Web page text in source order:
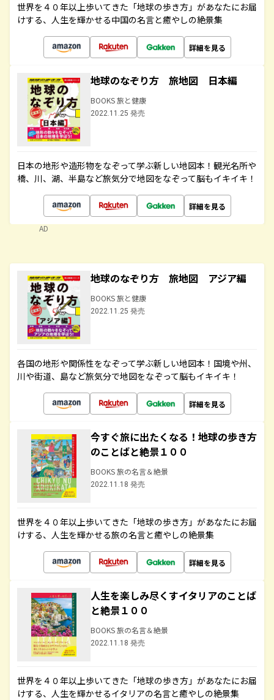
世界を４０年以上歩いてきた「地球の歩き方」があなたにお届
けする、人生を輝かせる中国の名言と癒やしの絶景集
詳細を見る
地球のなぞり方 旅地図 日本編
BOOKS 旅と健康
2022.11.25 発売
日本の地形や造形物をなぞって学ぶ新しい地図本！観光名所や
橋、川、湖、半島など旅気分で地図をなぞって脳もイキイキ！
詳細を見る
AD
地球のなぞり方 旅地図 アジア編
BOOKS 旅と健康
2022.11.25 発売
各国の地形や関係性をなぞって学ぶ新しい地図本！国境や州、
川や街道、島など旅気分で地図をなぞって脳もイキイキ！
詳細を見る
今すぐ旅に出たくなる！地球の歩き方
のことばと絶景１００
BOOKS 旅の名言＆絶景
2022.11.18 発売
世界を４０年以上歩いてきた「地球の歩き方」があなたにお届
けする、人生を輝かせる旅の名言と癒やしの絶景集
詳細を見る
人生を楽しみ尽くすイタリアのことば
と絶景１００
BOOKS 旅の名言＆絶景
2022.11.18 発売
世界を４０年以上歩いてきた「地球の歩き方」があなたにお届
けする、人生を輝かせるイタリアの名言と癒やしの絶景集